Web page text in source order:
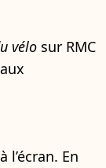
vélo sur RMC
En